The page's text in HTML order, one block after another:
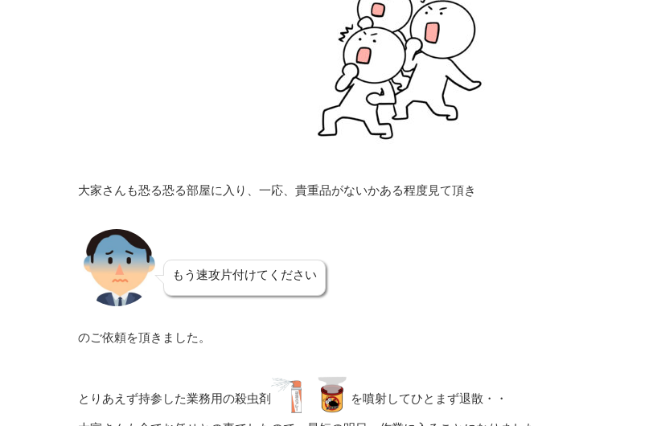
大家さんも恐る恐る部屋に入り、一応、貴重品がないかある程度見て頂き
もう速攻片付けてください
のご依頼を頂きました。
とりあえず持参した業務用の殺虫剤 を噴射してひとまず退散・・